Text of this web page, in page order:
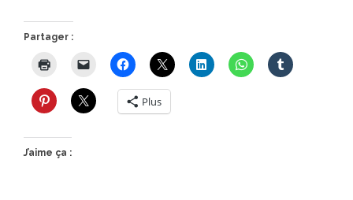
Partager :
Plus
J’aime ça :